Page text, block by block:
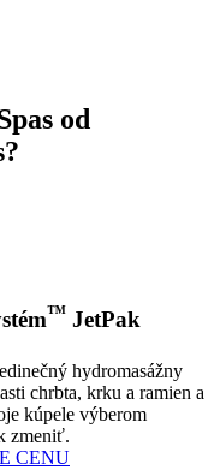
od
™ JetPak
hydromasážny
chrbta, krku a ramien a
kúpele výberom
zmeniť.
CENU